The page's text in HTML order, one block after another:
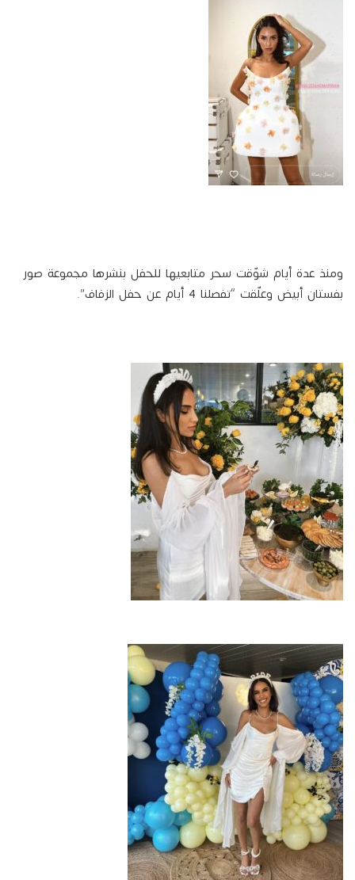
ومنذ عدة أيام شوّقت سحر متابعيها للحفل بنشرها مجموعة صور
بفستان أبيض وعلّقت “تفصلنا 4 أيام عن حفل الزفاف”.